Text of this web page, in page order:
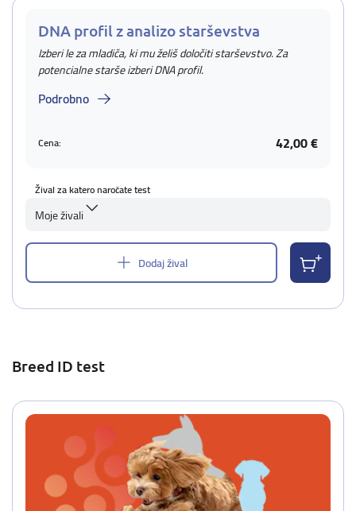
DNA profil z analizo starševstva
Izberi le za mladiča, ki mu želiš določiti starševstvo. Za
potencialne starše izberi DNA profil.
Podrobno
Cena: 42,00 €
Žival za katero naročate test
Moje živali
Dodaj žival
Breed ID test